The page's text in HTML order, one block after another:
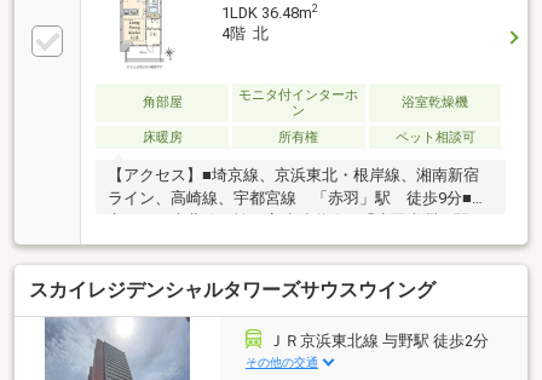
1LDK 36.48m2
4階 北
角部屋
モニタ付インターホ
ン
浴室乾燥機
床暖房 所有権 ペット相談可
【アクセス】■埼京線、京浜東北・根岸線、湘南新宿
ライン、高崎線、宇都宮線 「赤羽」駅 徒歩9分■東
徒歩2分【お部屋について】■4階部分角住戸■LDK10帖
超■空室につき柔軟にご見学いただけます！■LDにエコ
カラット■充実の設備・仕様【マンション】■2020年12
月築 ■オートロック■ホテルライクな内廊下■24時間
管理システム■宅配BOX■ペット飼育可能（細則あり）
■複層ガラス■二重床・二重天井■24時間ゴミ出し可能
スカイレジデンシャルタワーズサウスウイング
ＪＲ京浜東北線 与野駅 徒歩2分
その他の交通